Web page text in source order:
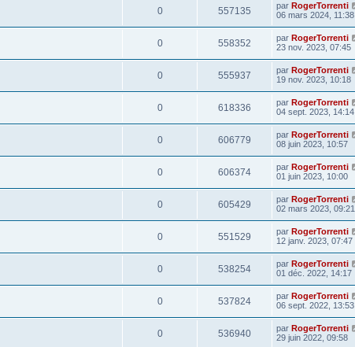
0 557135 par RogerTorrenti
06 mars 2024, 11:38
0 558352 par RogerTorrenti
23 nov. 2023, 07:45
0 555937 par RogerTorrenti
19 nov. 2023, 10:18
0 618336 par RogerTorrenti
04 sept. 2023, 14:14
0 606779 par RogerTorrenti
08 juin 2023, 10:57
0 606374 par RogerTorrenti
01 juin 2023, 10:00
0 605429 par RogerTorrenti
02 mars 2023, 09:21
0 551529 par RogerTorrenti
12 janv. 2023, 07:47
0 538254 par RogerTorrenti
01 déc. 2022, 14:17
0 537824 par RogerTorrenti
06 sept. 2022, 13:53
0 536940 par RogerTorrenti
29 juin 2022, 09:58